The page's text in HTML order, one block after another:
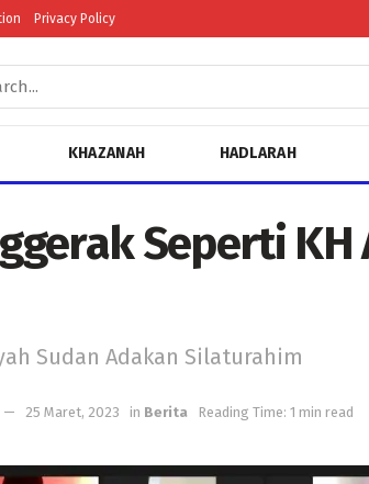
Privacy Policy
KHAZANAH HADLARAH
Seperti KH
Sudan Adakan Silaturahim
25 Maret, 2023 in Berita Reading Time: 1 min read